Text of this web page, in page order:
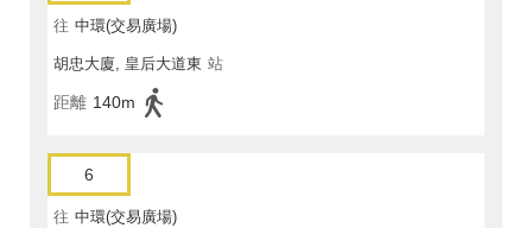
往 中環(交易廣場)
胡忠大廈, 皇后大道東 站
距離 140m
6
往 中環(交易廣場)